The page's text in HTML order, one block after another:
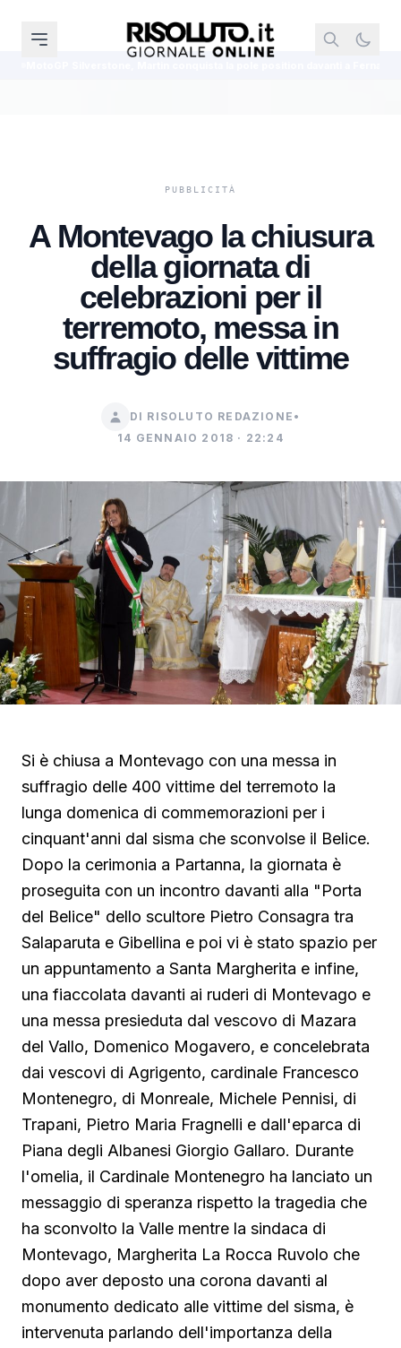
A Montevago la chiusura
della giornata di
celebrazioni per il
terremoto, messa in
suffragio delle vittime
DI RISOLUTO REDAZIONE •
14 GENNAIO 2018 · 22:24
Si è chiusa a Montevago con una messa in
suffragio delle 400 vittime del terremoto la
lunga domenica di commemorazioni per i
cinquant'anni dal sisma che sconvolse il Belice.
Dopo la cerimonia a Partanna, la giornata è
proseguita con un incontro davanti alla "Porta
del Belice" dello scultore Pietro Consagra tra
Salaparuta e Gibellina e poi vi è stato spazio per
un appuntamento a Santa Margherita e infine,
una fiaccolata davanti ai ruderi di Montevago e
una messa presieduta dal vescovo di Mazara
del Vallo, Domenico Mogavero, e concelebrata
dai vescovi di Agrigento, cardinale Francesco
Montenegro, di Monreale, Michele Pennisi, di
Trapani, Pietro Maria Fragnelli e dall'eparca di
Piana degli Albanesi Giorgio Gallaro. Durante
l'omelia, il Cardinale Montenegro ha lanciato un
messaggio di speranza rispetto la tragedia che
ha sconvolto la Valle mentre la sindaca di
Montevago, Margherita La Rocca Ruvolo che
dopo aver deposto una corona davanti al
monumento dedicato alle vittime del sisma, è
intervenuta parlando dell'importanza della